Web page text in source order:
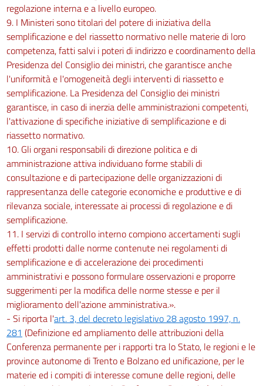
regolazione interna e a livello europeo.
9. I Ministeri sono titolari del potere di iniziativa della
semplificazione e del riassetto normativo nelle materie di loro
competenza, fatti salvi i poteri di indirizzo e coordinamento della
Presidenza del Consiglio dei ministri, che garantisce anche
l'uniformità e l'omogeneità degli interventi di riassetto e
semplificazione. La Presidenza del Consiglio dei ministri
garantisce, in caso di inerzia delle amministrazioni competenti,
l'attivazione di specifiche iniziative di semplificazione e di
riassetto normativo.
10. Gli organi responsabili di direzione politica e di
amministrazione attiva individuano forme stabili di
consultazione e di partecipazione delle organizzazioni di
rappresentanza delle categorie economiche e produttive e di
rilevanza sociale, interessate ai processi di regolazione e di
semplificazione.
11. I servizi di controllo interno compiono accertamenti sugli
effetti prodotti dalle norme contenute nei regolamenti di
semplificazione e di accelerazione dei procedimenti
amministrativi e possono formulare osservazioni e proporre
suggerimenti per la modifica delle norme stesse e per il
miglioramento dell'azione amministrativa.».
- Si riporta l'art. 3, del decreto legislativo 28 agosto 1997, n.
281 (Definizione ed ampliamento delle attribuzioni della
Conferenza permanente per i rapporti tra lo Stato, le regioni e le
province autonome di Trento e Bolzano ed unificazione, per le
materie ed i compiti di interesse comune delle regioni, delle